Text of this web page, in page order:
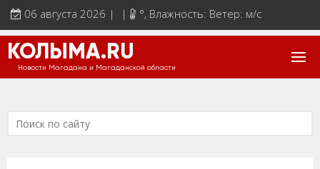
06 августа 2026 | | °, Влажность: Ветер: м/с
КОЛЫМА.RU
Новости Магадана и Магаданской области